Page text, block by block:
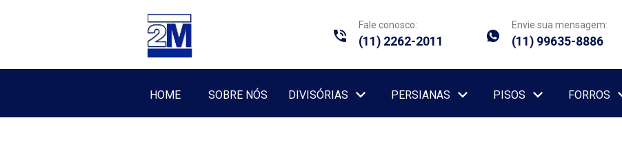
Fale conosco:
(11) 2262-2011
Envie sua mensagem:
(11) 99635-8886
HOME SOBRE NÓS DIVISÓRIAS PERSIANAS PISOS FORROS